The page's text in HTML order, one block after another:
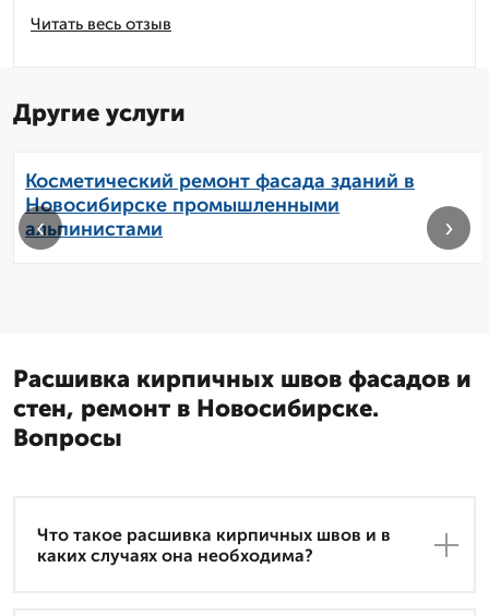
Читать весь отзыв
Другие услуги
Косметический ремонт фасада зданий в
Новосибирске промышленными
альпинистами
‹ ›
Расшивка кирпичных швов фасадов и
стен, ремонт в Новосибирске.
Вопросы
Что такое расшивка кирпичных швов и в
каких случаях она необходима?